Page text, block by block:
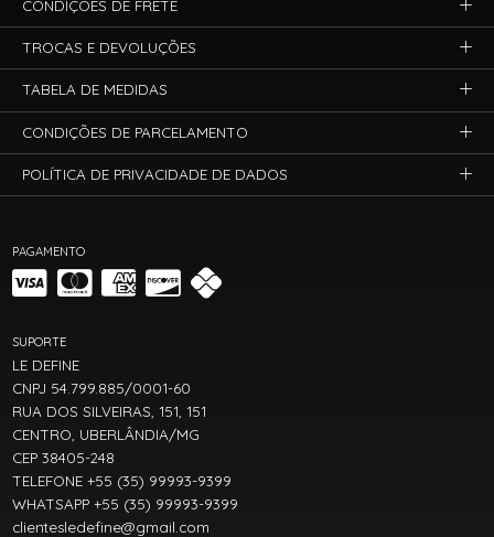
PAGAMENTO
SUPORTE
LE DEFINE
CNPJ 54.799.885/0001-60
RUA DOS SILVEIRAS, 151, 151
CENTRO, UBERLÂNDIA/MG
CEP 38405-248
TELEFONE +55 (35) 99993-9399
WHATSAPP +55 (35) 99993-9399
clientesledefine@gmail.com
CONDIÇÕES DE FRETE
TROCAS E DEVOLUÇÕES
TABELA DE MEDIDAS
CONDIÇÕES DE PARCELAMENTO
POLÍTICA DE PRIVACIDADE DE DADOS